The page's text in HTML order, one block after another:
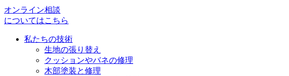
ー
オンライン相談
についてはこちら
私たちの技術
生地の張り替え
クッションやバネの修理
木部塗装と修理